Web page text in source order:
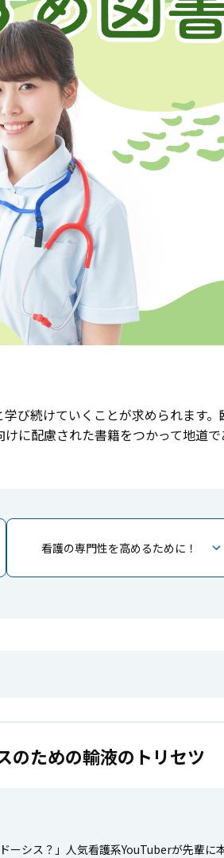
び続けていくことが求められます
に配慮された書籍をつかって地道
看護の専門性を高めるために！
のための輸液のトリセツ
ーシス？」――人気看護系YouTuberが先輩